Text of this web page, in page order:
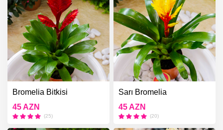
Bromelia Bitkisi
45 AZN
(25)
Sarı Bromelia
45 AZN
(20)